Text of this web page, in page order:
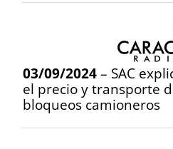
03/09/2024 – SAC
el precio y transporte
bloqueos camioneros